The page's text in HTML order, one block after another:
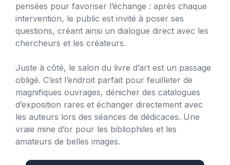
pensées pour favoriser l’échange : après chaque
intervention, le public est invité à poser ses
questions, créant ainsi un dialogue direct avec les
chercheurs et les créateurs.
Juste à côté, le salon du livre d’art est un passage
obligé. C’est l’endroit parfait pour feuilleter de
magnifiques ouvrages, dénicher des catalogues
d’exposition rares et échanger directement avec
les auteurs lors des séances de dédicaces. Une
vraie mine d’or pour les bibliophiles et les
amateurs de belles images.